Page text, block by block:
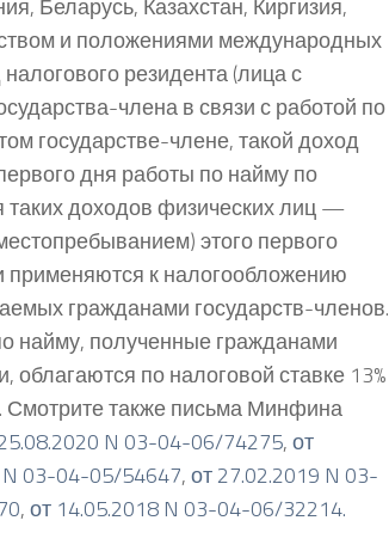
и положениями международных
резидента (лица с
члена в связи с работой по
государстве-члене, такой доход
дня работы по найму по
доходов физических лиц —
этого первого
применяются к налогообложению
гражданами государств-членов.
найму, полученные гражданами
облагаются по налоговой ставке 13%
Смотрите также письма Минфина
N 03-04-06/74275,от
N 03-04-05/54647,от 27.02.2019 N 03-
,от 14.05.2018 N 03-04-06/32214.